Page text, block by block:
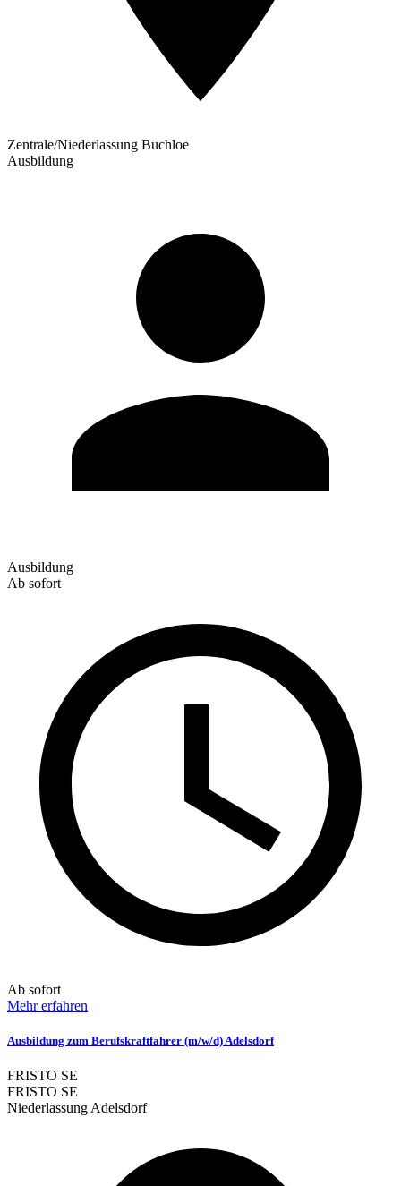
Zentrale/Niederlassung Buchloe
Ausbildung
Ausbildung
Ab sofort
Ab sofort
Mehr erfahren
Ausbildung zum Berufskraftfahrer (m/w/d) Adelsdorf
FRISTO SE
FRISTO SE
Niederlassung Adelsdorf